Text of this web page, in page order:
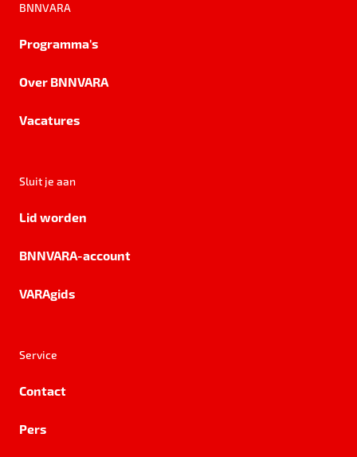
BNNVARA
Programma's
Over BNNVARA
Vacatures
Sluit je aan
Lid worden
BNNVARA-account
VARAgids
Service
Contact
Pers